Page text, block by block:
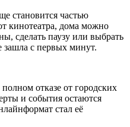
становится частью
кинотеатра, дома можно
сделать паузу или выбрать
зашла с первых минут.
отказе от городских
и события остаются
стал её